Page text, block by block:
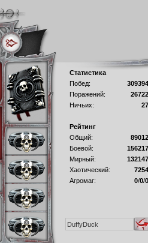
Статистика
Побед:
309394
Поражений:
26722
Ничьих:
27
Рейтинг
Общий:
89012
Боевой:
156217
Мирный:
132147
Хаотический:
7254
Агромаг:
0/0/0